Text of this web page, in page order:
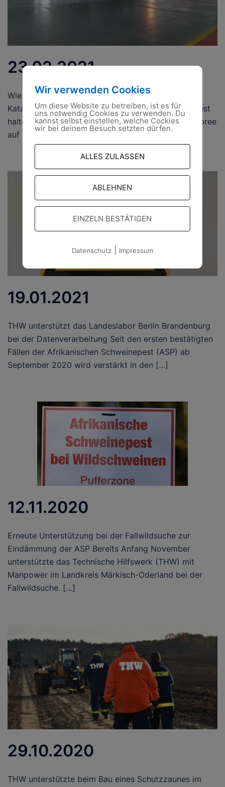
23.02.2021
Wie sich das THW in Fürstenwalde/Spree für
Katastrophen wappnet Corona und die Schweinepest
halten das Technische Hilfswerk in Fürstenwalde/Spree
auf Trab. Doch die Ehrenamtlichen sollen […]
19.01.2021
THW unterstützt das Landeslabor Berlin Brandenburg
bei der Datenverarbeitung Seit den ersten bestätigten
Fällen der Afrikanischen Schweinepest (ASP) ab
September 2020 wird verstärkt in den […]
12.11.2020
Erneute Unterstützung bei der Fallwildsuche zur
Eindämmung der ASP Bereits Anfang November
unterstützte das Technische Hilfswerk (THW) mit
Manpower im Landkreis Märkisch-Oderland bei der
Fallwildsuche. […]
29.10.2020
THW unterstützte beim Bau eines Schutzzaunes im
Wir verwenden Cookies
Um diese Website zu betreiben, ist es für
uns notwendig Cookies zu verwenden. Du
kannst selbst einstellen, welche Cockies
wir bei deinem Besuch setzten dürfen.
ALLES ZULASSEN
ABLEHNEN
EINZELN BESTÄTIGEN
Datenschutz| Impressum